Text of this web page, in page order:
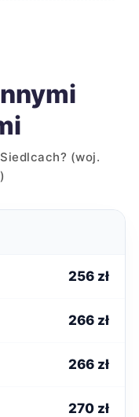
(woj.
256 zł
266 zł
266 zł
270 zł